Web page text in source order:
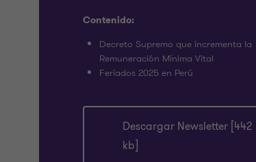
Contenido:
Decreto Supremo que incrementa la
Remuneración Mínima Vital
Feriados 2025 en Perú
Descargar Newsletter [442
kb]